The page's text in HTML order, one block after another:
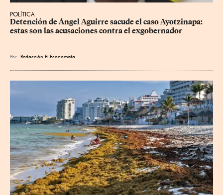
POLÍTICA
Detención de Ángel Aguirre sacude el caso Ayotzinapa:
estas son las acusaciones contra el exgobernador
Por Redacción El Economista